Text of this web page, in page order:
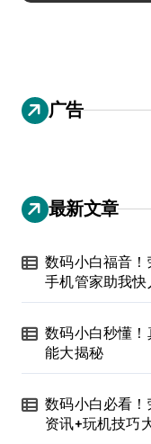
广告
最新文章
数码小白福音！
手机管家助我快
数码小白秒懂
能大揭秘
数码小白必看
资讯+玩机技巧